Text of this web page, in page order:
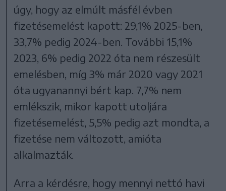
úgy, hogy az elmúlt másfél évben
fizetésemelést kapott: 29,1% 2025-ben,
33,7% pedig 2024-ben. További 15,1%
2023, 6% pedig 2022 óta nem részesült
emelésben, míg 3% már 2020 vagy 2021
óta ugyanannyi bért kap. 7,7% nem
emlékszik, mikor kapott utoljára
fizetésemelést, 5,5% pedig azt mondta, a
fizetése nem változott, amióta
alkalmazták.
Arra a kérdésre, hogy mennyi nettó havi